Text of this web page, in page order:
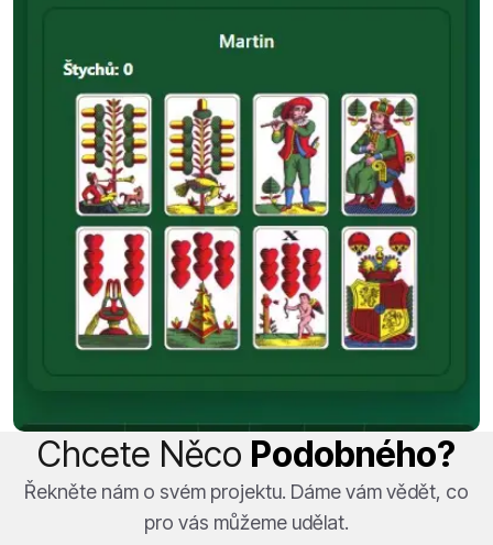
Chcete Něco Podobného?
Řekněte nám o svém projektu. Dáme vám vědět, co
pro vás můžeme udělat.